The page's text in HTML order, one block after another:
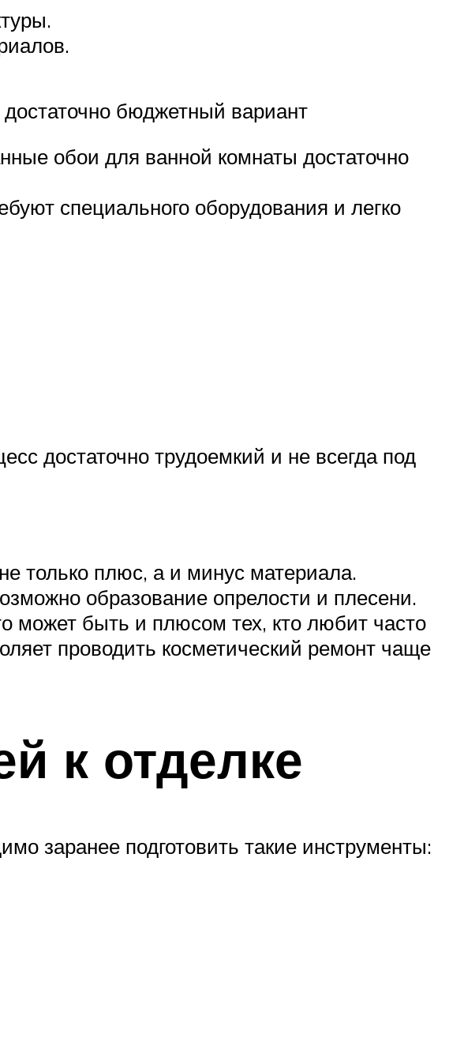
бюджетный вариант
обои для ванной комнаты достаточно
специального оборудования и легко
достаточно трудоемкий и не всегда под
только плюс, а и минус материала.
образование опрелости и плесени.
может быть и плюсом тех, кто любит часто
проводить косметический ремонт чаще
к отделке
заранее подготовить такие инструменты: